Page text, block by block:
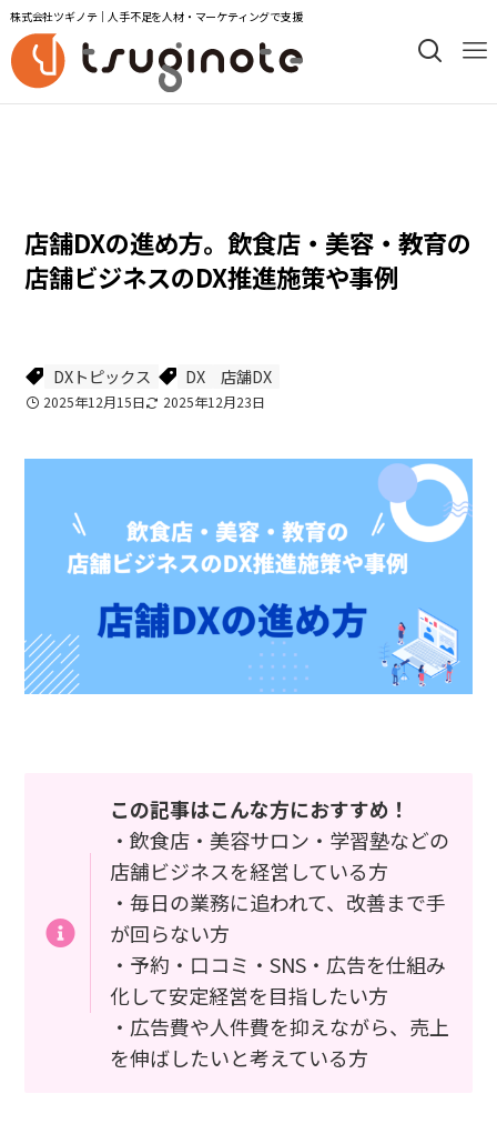
株式会社ツギノテ｜人手不足を人材・マーケティングで支援
店舗DXの進め方。飲食店・美容・教育の
店舗ビジネスのDX推進施策や事例
DXトピックス DX 店舗DX
2025年12月15日 2025年12月23日
この記事はこんな方におすすめ！
・飲食店・美容サロン・学習塾などの
店舗ビジネスを経営している方
・毎日の業務に追われて、改善まで手
が回らない方
・予約・口コミ・SNS・広告を仕組み
化して安定経営を目指したい方
・広告費や人件費を抑えながら、売上
を伸ばしたいと考えている方